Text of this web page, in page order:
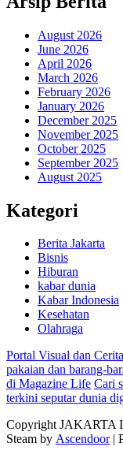
August 2026
June 2026
April 2026
March 2026
February 2026
January 2026
December 2025
November 2025
October 2025
September 2025
August 2025
Kategori
Berita Jakarta
Bisnis
Hiburan
kabar dunia
Kabar Indonesia
Kesehatan
Olahraga
Portal Visual dan
pakaian dan barang-
di Magazine Life Cari
terkini seputar dunia
Copyright JAKARTA
Steam by Ascendoor|